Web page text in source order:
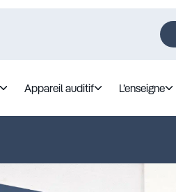
Appareil auditif L’enseigne